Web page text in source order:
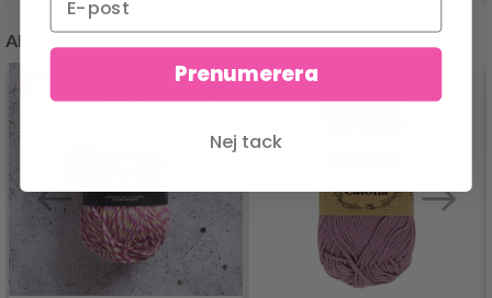
ANDRA KUNDER KÖPTE
- 19%
Prenumerera
Nej tack